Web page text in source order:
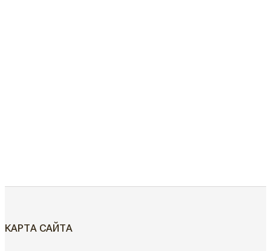
КАРТА САЙТА